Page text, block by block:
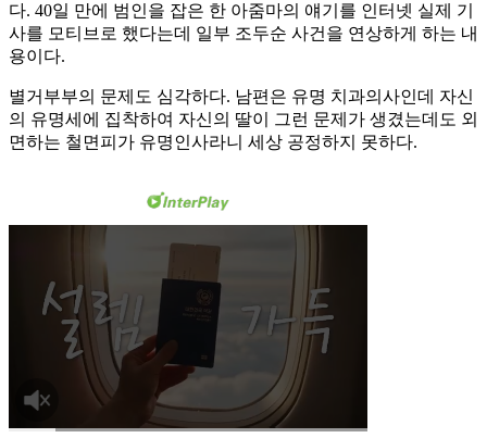
다. 40일 만에 범인을 잡은 한 아줌마의 얘기를 인터넷 실제 기
사를 모티브로 했다는데 일부 조두순 사건을 연상하게 하는 내
용이다.
별거부부의 문제도 심각하다. 남편은 유명 치과의사인데 자신
의 유명세에 집착하여 자신의 딸이 그런 문제가 생겼는데도 외
면하는 철면피가 유명인사라니 세상 공정하지 못하다.